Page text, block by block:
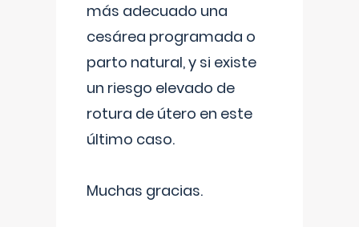
más adecuado una
cesárea programada o
parto natural, y si existe
un riesgo elevado de
rotura de útero en este
último caso.
Muchas gracias.